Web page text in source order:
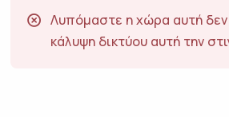
Λυπόμαστε η χώρα αυτή δεν
κάλυψη δικτύου αυτή την